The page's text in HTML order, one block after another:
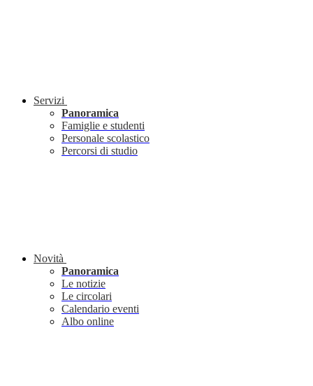
Servizi
Panoramica
Famiglie e studenti
Personale scolastico
Percorsi di studio
Novità
Panoramica
Le notizie
Le circolari
Calendario eventi
Albo online